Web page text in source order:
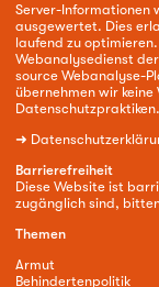
Server-Informationen
ausgewertet. Dies
laufend zu
Webanalysedienst
source Webanalyse-
übernehmen wir
Datenschutzpraktiken.
➜
Barrierefreiheit
Diese Website ist
zugänglich sind,
Themen
Armut
Behindertenpolitik